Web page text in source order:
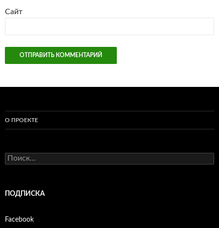
Сайт
О ПРОЕКТЕ
Найти:
ПОДПИСКА
Facebook